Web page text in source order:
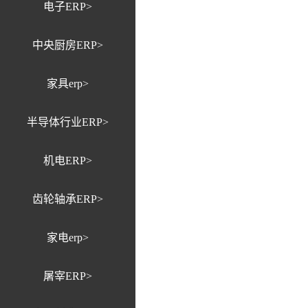
电子ERP>
中央厨房ERP>
家具erp>
半导体行业ERP>
机电ERP>
齿轮轴承ERP>
家电erp>
屠宰ERP>